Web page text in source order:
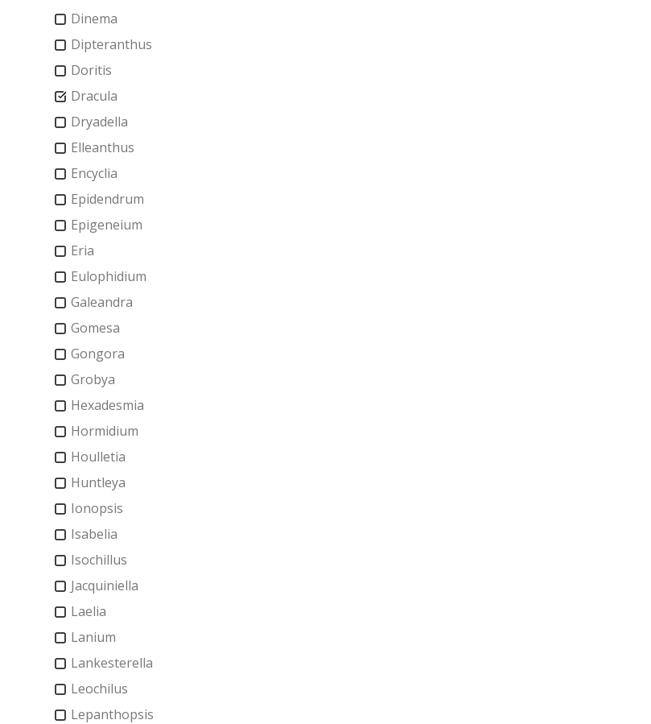
Dinema
Dipteranthus
Doritis
Dracula
Dryadella
Elleanthus
Encyclia
Epidendrum
Epigeneium
Eria
Eulophidium
Galeandra
Gomesa
Gongora
Grobya
Hexadesmia
Hormidium
Houlletia
Huntleya
Ionopsis
Isabelia
Isochillus
Jacquiniella
Laelia
Lanium
Lankesterella
Leochilus
Lepanthopsis